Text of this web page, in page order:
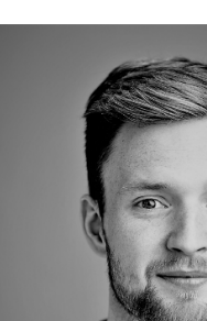
danielf@hedinn.is
Download Card